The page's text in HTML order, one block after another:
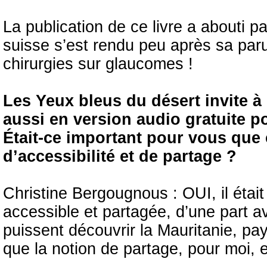
La publication de ce livre a abouti
suisse s’est rendu peu après sa
chirurgies sur glaucomes !
Les Yeux bleus du désert invite
aussi en version audio gratuite
Était-ce important pour vous
d’accessibilité et de partage ?
Christine Bergougnous : OUI, il
accessible et partagée, d’une part
puissent découvrir la Mauritanie,
que la notion de partage, pour moi,